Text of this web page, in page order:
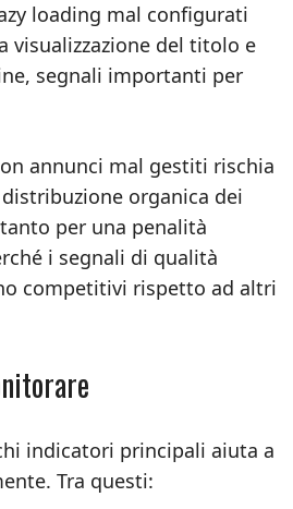
loading mal configurati
visualizzazione del titolo e
segnali importanti per
annunci mal gestiti rischia
organica dei
per una penalità
i segnali di qualità
competitivi rispetto ad altri
indicatori principali aiuta a
Tra questi: